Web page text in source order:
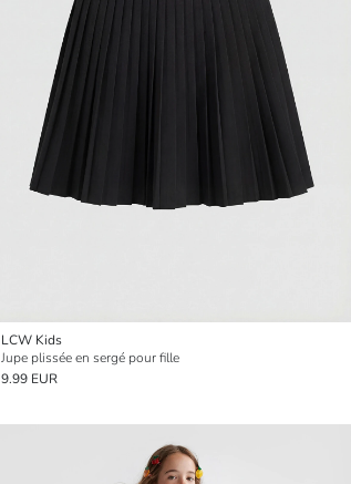
LCW Kids
Jupe plissée en sergé pour fille
9.99 EUR